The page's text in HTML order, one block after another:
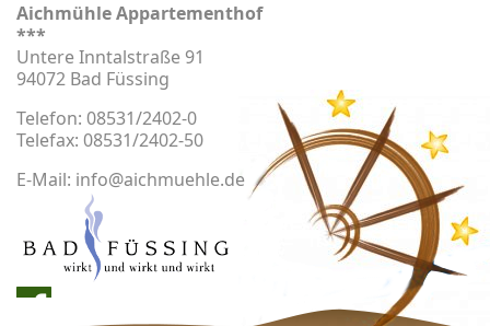
Aichmühle Appartementhof
***
Untere Inntalstraße 91
94072 Bad Füssing
Telefon: 08531/2402-0
Telefax: 08531/2402-50
E-Mail: info@aichmuehle.de